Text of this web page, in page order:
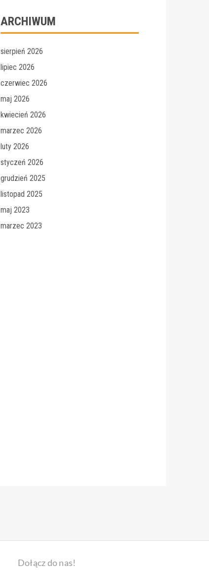
ARCHIWUM
sierpień 2026
lipiec 2026
czerwiec 2026
maj 2026
kwiecień 2026
marzec 2026
luty 2026
styczeń 2026
grudzień 2025
listopad 2025
maj 2023
marzec 2023
Dołącz do nas!